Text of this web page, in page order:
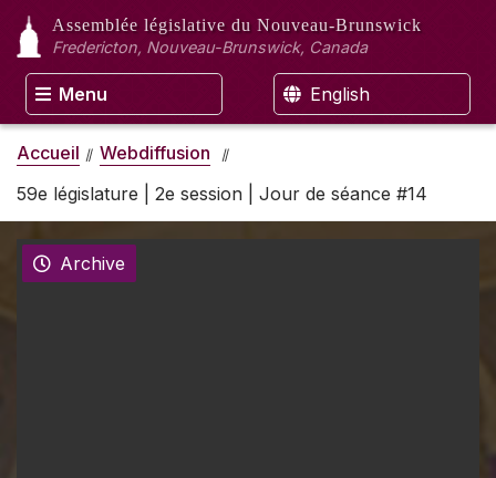
Assemblée législative du Nouveau-Brunswick
Fredericton, Nouveau-Brunswick, Canada
Menu English
Accueil
Webdiffusion
59e législature | 2e session | Jour de séance #14
Archive